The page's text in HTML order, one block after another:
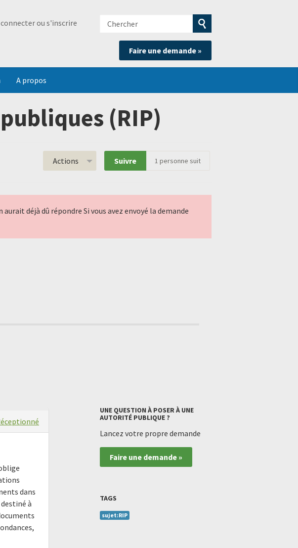
connecter ou s'inscrire
Chercher
Soumettre
la
recherche
Faire une demande »
A propos
(RIP)
Actions Suivre 1 personne suit
déjà dû répondre Si vous avez envoyé la demande
dans
à
UNE QUESTION À POSER À UNE
AUTORITÉ PUBLIQUE ?
Lancez votre propre demande
Faire une demande »
TAGS
sujet:RIP